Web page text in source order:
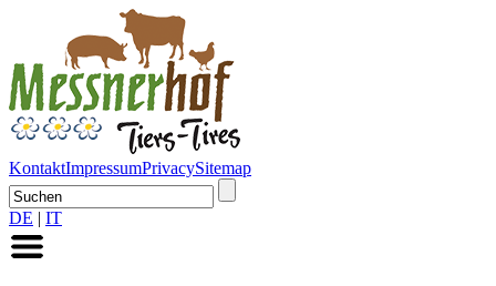
KontaktImpressumPrivacySitemap
DE | IT